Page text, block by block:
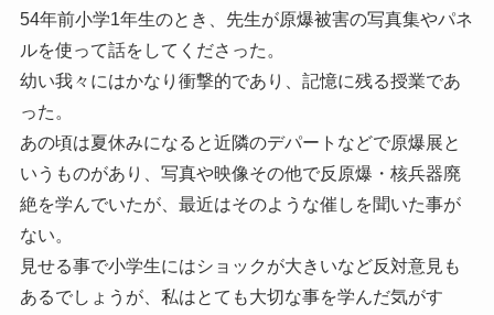
54年前小学1年生のとき、先生が原爆被害の写真集やパネ
ルを使って話をしてくださった。
幼い我々にはかなり衝撃的であり、記憶に残る授業であ
った。
あの頃は夏休みになると近隣のデパートなどで原爆展と
いうものがあり、写真や映像その他で反原爆・核兵器廃
絶を学んでいたが、最近はそのような催しを聞いた事が
ない。
見せる事で小学生にはショックが大きいなど反対意見も
あるでしょうが、私はとても大切な事を学んだ気がす